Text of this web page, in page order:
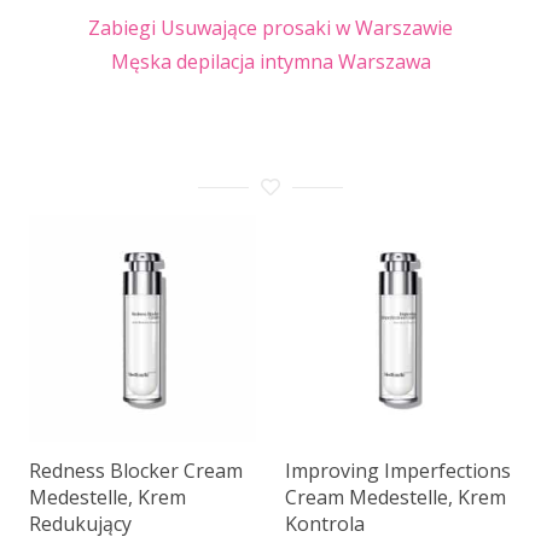
Zabiegi Usuwające prosaki w Warszawie
Męska depilacja intymna Warszawa
Redness Blocker Cream
Medestelle, Krem
Redukujący
Improving Imperfections
Cream Medestelle, Krem
Kontrola